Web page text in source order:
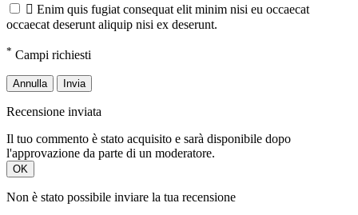
 Enim quis fugiat consequat elit minim nisi eu occaecat
occaecat deserunt aliquip nisi ex deserunt.
* Campi richiesti
Annulla Invia
Recensione inviata
Il tuo commento è stato acquisito e sarà disponibile dopo
l'approvazione da parte di un moderatore.
OK
Non è stato possibile inviare la tua recensione